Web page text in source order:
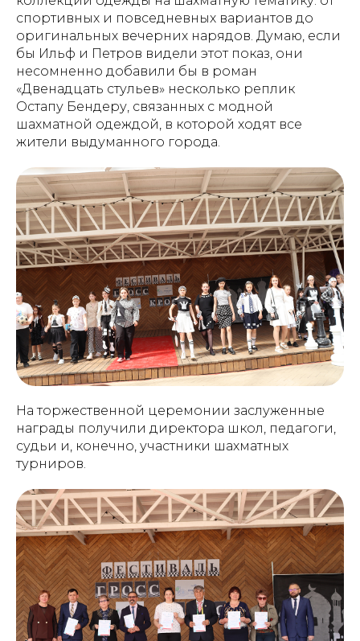
спортивных и повседневных вариантов до
оригинальных вечерних нарядов. Думаю, если
бы Ильф и Петров видели этот показ, они
несомненно добавили бы в роман
«Двенадцать стульев» несколько реплик
Остапу Бендеру, связанных с модной
шахматной одеждой, в которой ходят все
жители выдуманного города.
На торжественной церемонии заслуженные
награды получили директора школ, педагоги,
судьи и, конечно, участники шахматных
турниров.